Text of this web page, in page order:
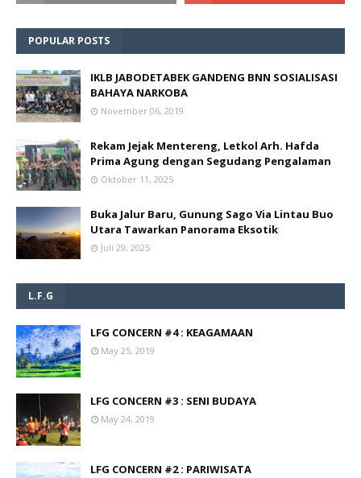
POPULAR POSTS
IKLB JABODETABEK GANDENG BNN SOSIALISASI
BAHAYA NARKOBA
November 06, 2019
Rekam Jejak Mentereng, Letkol Arh. Hafda
Prima Agung dengan Segudang Pengalaman
Oktober 11, 2025
Buka Jalur Baru, Gunung Sago Via Lintau Buo
Utara Tawarkan Panorama Eksotik
Juli 29, 2025
L.F.G
LFG CONCERN #4 : KEAGAMAAN
May 25, 2019
LFG CONCERN #3 : SENI BUDAYA
May 24, 2019
LFG CONCERN #2 : PARIWISATA